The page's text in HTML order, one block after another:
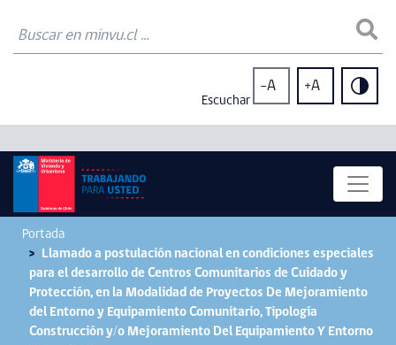
Escuchar
-A +A
Portada
Llamado a postulación nacional en condiciones especiales
para el desarrollo de Centros Comunitarios de Cuidado y
Protección, en la Modalidad de Proyectos De Mejoramiento
del Entorno y Equipamiento Comunitario, Tipología
Construcción y/o Mejoramiento Del Equipamiento Y Entorno